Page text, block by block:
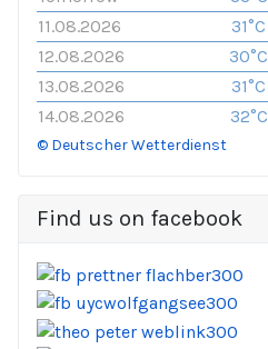
11.08.2026
31°C
12.08.2026
30°C
13.08.2026
31°C
14.08.2026
32°C
© Deutscher Wetterdienst
Find us on facebook